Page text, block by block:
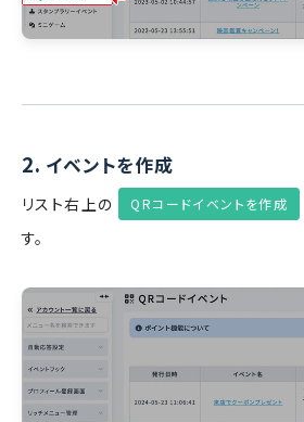
2. イベントを作成
リスト右上の QRコードイベントを作成
す。